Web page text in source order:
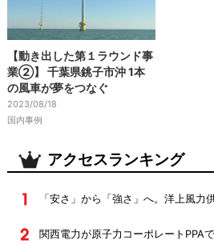
【動き出した第１ラウンド事
業②】 千葉県銚子市沖 1本
の風車が夢をつなぐ
2023/08/18
国内事例
アクセスランキング
「安さ」から「強さ」へ。洋上風力
関西電力が原子力コーポレートPPA